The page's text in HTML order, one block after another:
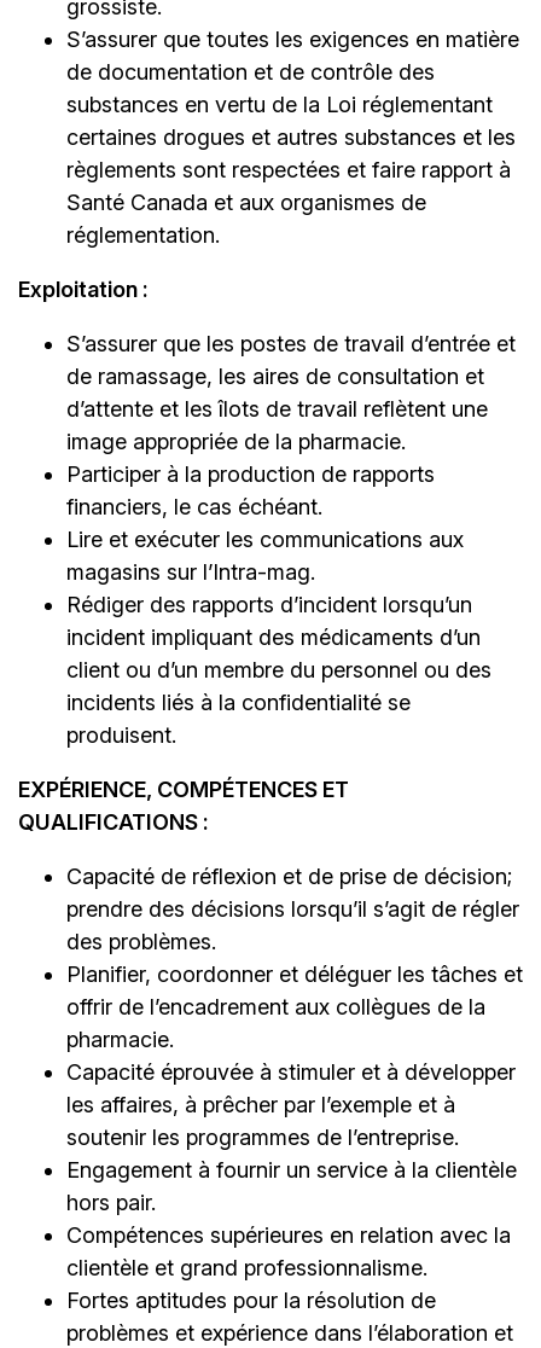
grossiste.
S’assurer que toutes les exigences en matière
de documentation et de contrôle des
substances en vertu de la Loi réglementant
certaines drogues et autres substances et les
règlements sont respectées et faire rapport à
Santé Canada et aux organismes de
réglementation.
Exploitation :
S’assurer que les postes de travail d’entrée et
de ramassage, les aires de consultation et
d’attente et les îlots de travail reflètent une
image appropriée de la pharmacie.
Participer à la production de rapports
financiers, le cas échéant.
Lire et exécuter les communications aux
magasins sur l’Intra-mag.
Rédiger des rapports d’incident lorsqu’un
incident impliquant des médicaments d’un
client ou d’un membre du personnel ou des
incidents liés à la confidentialité se
produisent.
EXPÉRIENCE, COMPÉTENCES ET
QUALIFICATIONS :
Capacité de réflexion et de prise de décision;
prendre des décisions lorsqu’il s’agit de régler
des problèmes.
Planifier, coordonner et déléguer les tâches et
offrir de l’encadrement aux collègues de la
pharmacie.
Capacité éprouvée à stimuler et à développer
les affaires, à prêcher par l’exemple et à
soutenir les programmes de l’entreprise.
Engagement à fournir un service à la clientèle
hors pair.
Compétences supérieures en relation avec la
clientèle et grand professionnalisme.
Fortes aptitudes pour la résolution de
problèmes et expérience dans l’élaboration et